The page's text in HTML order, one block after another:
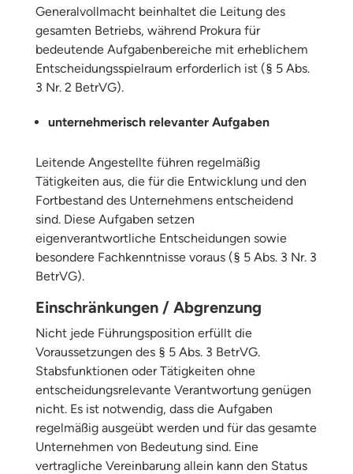
Generalvollmacht beinhaltet die Leitung des
gesamten Betriebs, während Prokura für
bedeutende Aufgabenbereiche mit erheblichem
Entscheidungsspielraum erforderlich ist (§ 5 Abs.
3 Nr. 2 BetrVG).
unternehmerisch relevanter Aufgaben
Leitende Angestellte führen regelmäßig
Tätigkeiten aus, die für die Entwicklung und den
Fortbestand des Unternehmens entscheidend
sind. Diese Aufgaben setzen
eigenverantwortliche Entscheidungen sowie
besondere Fachkenntnisse voraus (§ 5 Abs. 3 Nr. 3
BetrVG).
Einschränkungen / Abgrenzung
Nicht jede Führungsposition erfüllt die
Voraussetzungen des § 5 Abs. 3 BetrVG.
Stabsfunktionen oder Tätigkeiten ohne
entscheidungsrelevante Verantwortung genügen
nicht. Es ist notwendig, dass die Aufgaben
regelmäßig ausgeübt werden und für das gesamte
Unternehmen von Bedeutung sind. Eine
vertragliche Vereinbarung allein kann den Status